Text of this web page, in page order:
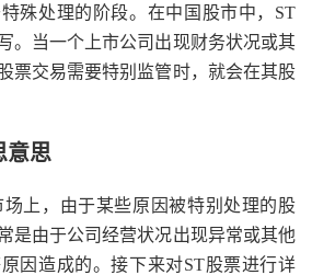
殊处理的阶段。在中国股市中，ST
。当一个上市公司出现财务状况或其
票交易需要特别监管时，就会在其股
意思
上，由于某些原因被特别处理的股
是由于公司经营状况出现异常或其他
因造成的。接下来对ST股票进行详